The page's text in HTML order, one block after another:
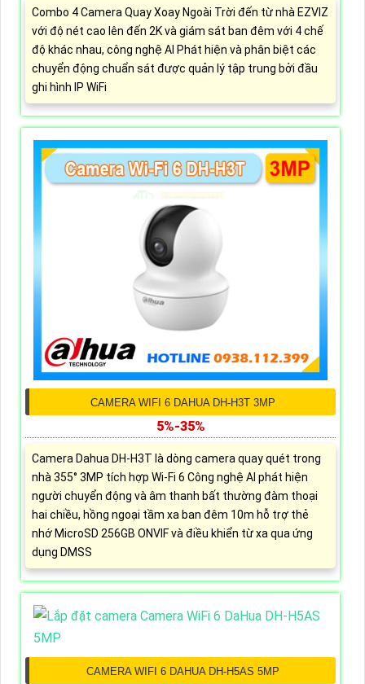
Combo 4 Camera Quay Xoay Ngoài Trời đến từ nhà EZVIZ
với độ nét cao lên đến 2K và giám sát ban đêm với 4 chế
độ khác nhau, công nghệ AI Phát hiện và phân biệt các
chuyển động chuẩn sát được quản lý tập trung bởi đầu
ghi hình IP WiFi
CAMERA WIFI 6 DAHUA DH-H3T 3MP
5%-35%
Camera Dahua DH-H3T là dòng camera quay quét trong
nhà 355° 3MP tích hợp Wi-Fi 6 Công nghệ AI phát hiện
người chuyển động và âm thanh bất thường đàm thoại
hai chiều, hồng ngoại tầm xa ban đêm 10m hỗ trợ thẻ
nhớ MicroSD 256GB ONVIF và điều khiển từ xa qua ứng
dụng DMSS
CAMERA WIFI 6 DAHUA DH-H5AS 5MP